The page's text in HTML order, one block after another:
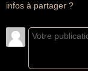
infos à partager ?